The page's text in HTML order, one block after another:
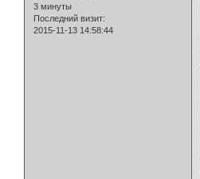
3 минуты
Последний визит:
2015-11-13 14:58:44